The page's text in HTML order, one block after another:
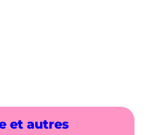
et autres